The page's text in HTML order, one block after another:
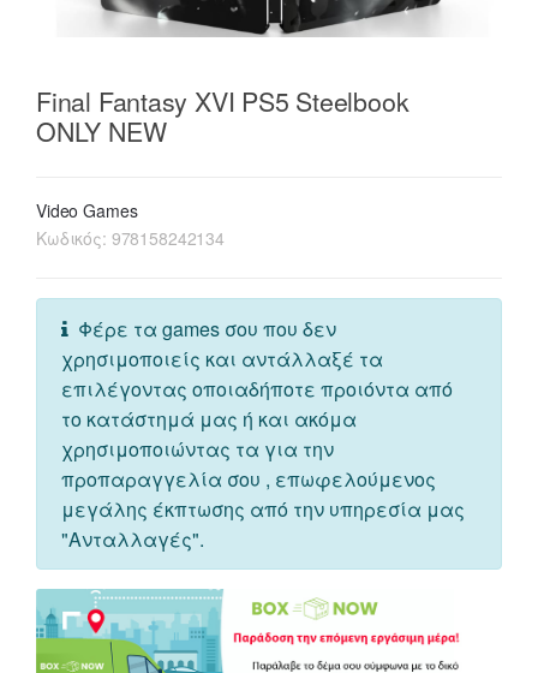
Final Fantasy XVI PS5 Steelbook
ONLY NEW
Video Games
Κωδικός: 978158242134
Φέρε τα games σου που δεν
χρησιμοποιείς και αντάλλαξέ τα
επιλέγοντας οποιαδήποτε προιόντα από
το κατάστημά μας ή και ακόμα
χρησιμοποιώντας τα για την
προπαραγγελία σου , επωφελούμενος
μεγάλης έκπτωσης από την υπηρεσία μας
"Ανταλλαγές".